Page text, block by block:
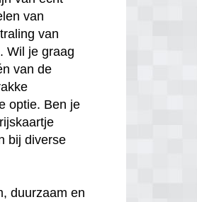
van
van
Wil je graag
van de
optie. Ben je
bij diverse
duurzaam en